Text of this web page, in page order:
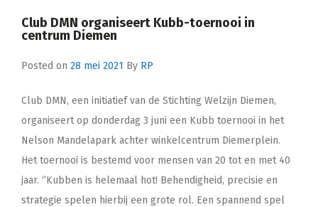
Club DMN organiseert Kubb-toernooi in
centrum Diemen
Posted on 28 mei 2021 By RP
Club DMN, een initiatief van de Stichting Welzijn Diemen,
organiseert op donderdag 3 juni een Kubb toernooi in het
Nelson Mandelapark achter winkelcentrum Diemerplein.
Het toernooi is bestemd voor mensen van 20 tot en met 40
jaar. ‘’Kubben is helemaal hot! Behendigheid, precisie en
strategie spelen hierbij een grote rol. Een spannend spel